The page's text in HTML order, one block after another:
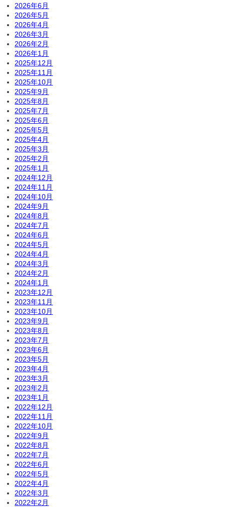
2026年6月
2026年5月
2026年4月
2026年3月
2026年2月
2026年1月
2025年12月
2025年11月
2025年10月
2025年9月
2025年8月
2025年7月
2025年6月
2025年5月
2025年4月
2025年3月
2025年2月
2025年1月
2024年12月
2024年11月
2024年10月
2024年9月
2024年8月
2024年7月
2024年6月
2024年5月
2024年4月
2024年3月
2024年2月
2024年1月
2023年12月
2023年11月
2023年10月
2023年9月
2023年8月
2023年7月
2023年6月
2023年5月
2023年4月
2023年3月
2023年2月
2023年1月
2022年12月
2022年11月
2022年10月
2022年9月
2022年8月
2022年7月
2022年6月
2022年5月
2022年4月
2022年3月
2022年2月